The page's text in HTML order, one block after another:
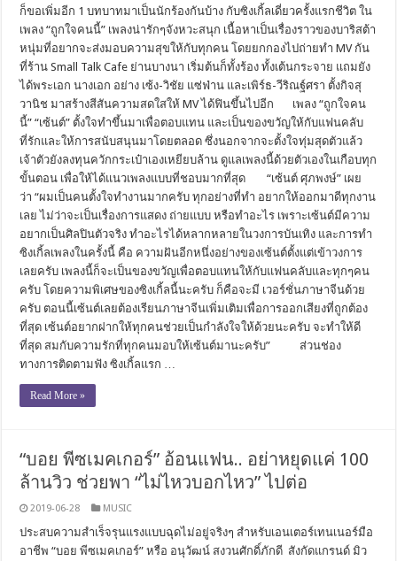
ก็ขอเพิ่มอีก 1 บทบาทมาเป็นนักร้องกันบ้าง กับซิงเกิ้ลเดี่ยวครั้งแรกชีวิต ใน
เพลง “ถูกใจคนนี้” เพลงน่ารักๆจังหวะสนุก เนื้อหาเป็นเรื่องราวของบาริสต้า
หนุ่มที่อยากจะส่งมอบความสุขให้กับทุกคน โดยยกกองไปถ่ายทำ MV กัน
ที่ร้าน Small Talk Cafe ย่านบางนา เริ่มต้นก็ทั้งร้อง ทั้งเต้นกระจาย แถมยัง
ได้พระเอก นางเอก อย่าง เซ้ง-วิชัย แซ่ฟ่าน และเพิร์ธ-วีริณฐ์ศรา ตั้งกิจสุ
วานิช มาสร้างสีสันความสดใสให้ MV ได้ฟินขึ้นไปอีก เพลง “ถูกใจคน
นี้” “เซ้นต์” ตั้งใจทำขึ้นมาเพื่อตอบแทน และเป็นของขวัญให้กับแฟนคลับ
ที่รักและให้การสนับสนุนมาโดยตลอด ซึ่งนอกจากจะตั้งใจทุ่มสุดตัวแล้ว
เจ้าตัวยังลงทุนควักกระเป๋าเองเหยียบล้าน ดูแลเพลงนี้ด้วยตัวเองในเกือบทุก
ขั้นตอน เพื่อให้ได้แนวเพลงแบบที่ชอบมากที่สุด “เซ้นต์ ศุภพงษ์” เผย
ว่า “ผมเป็นคนตั้งใจทำงานมากครับ ทุกอย่างที่ทำ อยากให้ออกมาดีทุกงาน
เลย ไม่ว่าจะเป็นเรื่องการแสดง ถ่ายแบบ หรือทำอะไร เพราะเซ้นต์มีความ
อยากเป็นศิลปินตัวจริง ทำอะไรได้หลากหลายในวงการบันเทิง และการทำ
ซิงเกิ้ลเพลงในครั้งนี้ คือ ความฝันอีกหนึ่งอย่างของเซ้นต์ตั้งแต่เข้าวงการ
เลยครับ เพลงนี้ก็จะเป็นของขวัญเพื่อตอบแทนให้กับแฟนคลับและทุกๆคน
ครับ โดยความพิเศษของซิงเกิ้ลนี้นะครับ ก็คือจะมี เวอร์ชั่นภาษาจีนด้วย
ครับ ตอนนี้เซ้นต์เลยต้องเรียนภาษาจีนเพิ่มเติมเพื่อการออกเสียงที่ถูกต้อง
ที่สุด เซ้นต์อยากฝากให้ทุกคนช่วยเป็นกำลังใจให้ด้วยนะครับ จะทำให้ดี
ที่สุด สมกับความรักที่ทุกคนมอบให้เซ้นต์มานะครับ” ส่วนช่อง
ทางการติดตามฟัง ซิงเกิ้ลแรก …
Read More »
“บอย พีซเมคเกอร์” อ้อนแฟน.. อย่าหยุดแค่ 100
ล้านวิว ช่วยพา “ไม่ไหวบอกไหว” ไปต่อ
2019-06-28 MUSIC
ประสบความสำเร็จรุนแรงแบบฉุดไม่อยู่จริงๆ สำหรับเอนเตอร์เทนเนอร์มือ
อาชีพ “บอย พีซเมคเกอร์” หรือ อนุวัฒน์ สงวนศักดิ์ภักดี สังกัดแกรนด์ มิว